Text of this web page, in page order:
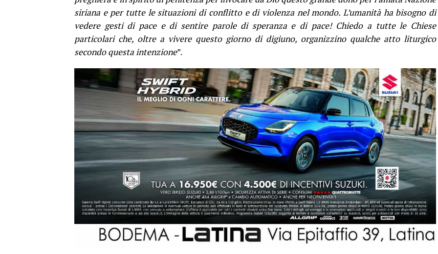
siriana e per tutte le situazioni di conflitto e di violenza nel mondo. L’umanità ha bisogno di
vedere gesti di pace e di sentire parole di speranza e di pace! Chiedo a tutte le Chiese
particolari che, oltre a vivere questo giorno di digiuno, organizzino qualche atto liturgico
secondo questa intenzione”.